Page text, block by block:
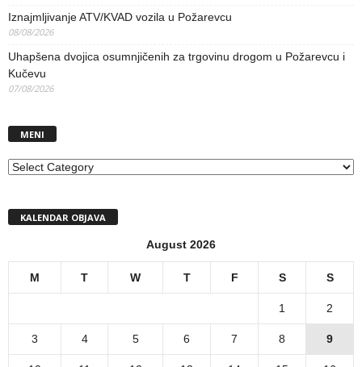
Iznajmljivanje ATV/KVAD vozila u Požarevcu
08/08/2026
Uhapšena dvojica osumnjičenih za trgovinu drogom u Požarevcu i
Kučevu
07/08/2026
MENI
MENI
KALENDAR OBJAVA
August 2026
M T W T F S S
1 2
3 4 5 6 7 8 9